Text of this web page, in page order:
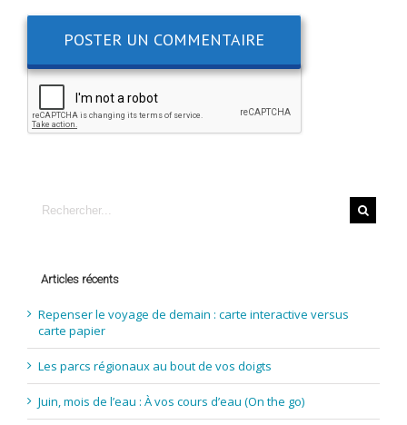
Articles récents
Repenser le voyage de demain : carte interactive versus
carte papier
Les parcs régionaux au bout de vos doigts
Juin, mois de l’eau : À vos cours d’eau (On the go)